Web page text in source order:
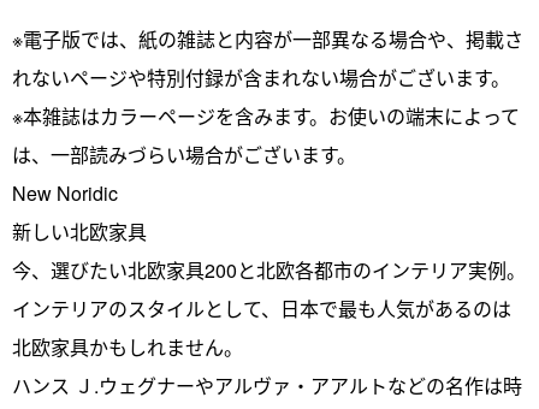
※電子版では、紙の雑誌と内容が一部異なる場合や、掲載さ
れないページや特別付録が含まれない場合がございます。
※本雑誌はカラーページを含みます。お使いの端末によって
は、一部読みづらい場合がございます。
New Noridic
新しい北欧家具
今、選びたい北欧家具200と北欧各都市のインテリア実例。
インテリアのスタイルとして、日本で最も人気があるのは
北欧家具かもしれません。
ハンス Ｊ.ウェグナーやアルヴァ・アアルトなどの名作は時